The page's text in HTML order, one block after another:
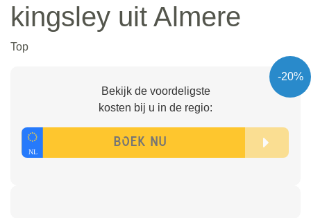
kingsley uit Almere
Top
-20%
Bekijk de voordeligste
kosten bij u in de regio: